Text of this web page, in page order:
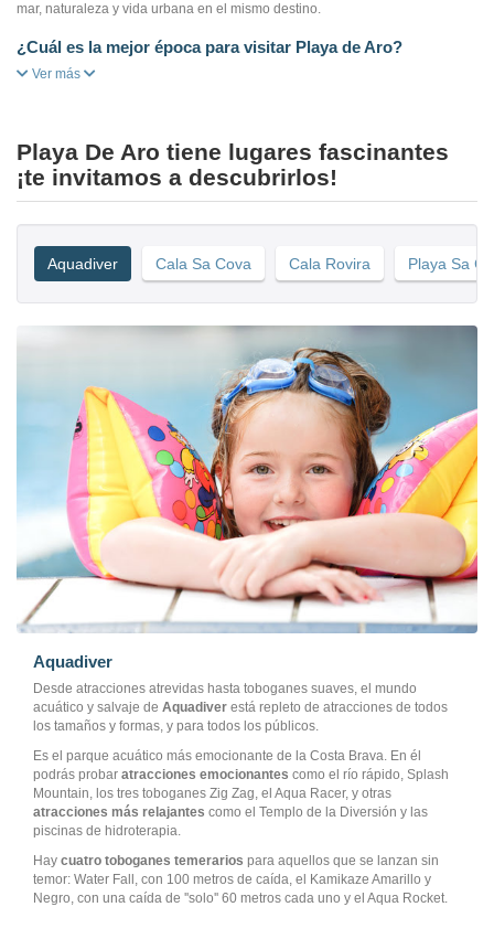
mar, naturaleza y vida urbana en el mismo destino.
¿Cuál es la mejor época para visitar Playa de Aro?
Ver más
Playa De Aro tiene lugares fascinantes
¡te invitamos a descubrirlos!
Aquadiver Cala Sa Cova Cala Rovira Playa Sa
Aquadiver
Desde atracciones atrevidas hasta toboganes suaves, el mundo
acuático y salvaje de Aquadiver está repleto de atracciones de todos
los tamaños y formas, y para todos los públicos.
Es el parque acuático más emocionante de la Costa Brava. En él
podrás probar atracciones emocionantes como el río rápido, Splash
Mountain, los tres toboganes Zig Zag, el Aqua Racer, y otras
atracciones más relajantes como el Templo de la Diversión y las
piscinas de hidroterapia.
Hay cuatro toboganes temerarios para aquellos que se lanzan sin
temor: Water Fall, con 100 metros de caída, el Kamikaze Amarillo y
Negro, con una caída de ''solo'' 60 metros cada uno y el Aqua Rocket.